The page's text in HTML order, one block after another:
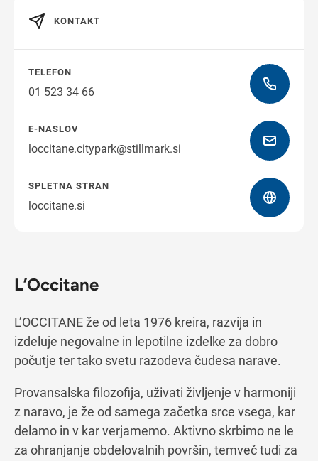
Navodila za pot
L’Occitane
L’OCCITANE že od leta 1976 kreira, razvija in
izdeluje negovalne in lepotilne izdelke za dobro
počutje ter tako svetu razodeva čudesa narave.
Provansalska filozofija, uživati življenje v harmoniji
z naravo, je že od samega začetka srce vsega, kar
delamo in v kar verjamemo. Aktivno skrbimo ne le
za ohranjanje obdelovalnih površin, temveč tudi za
KONTAKT
TELEFON
01 523 34 66
E-NASLOV
loccitane.citypark@stillmark.si
SPLETNA STRAN
loccitane.si